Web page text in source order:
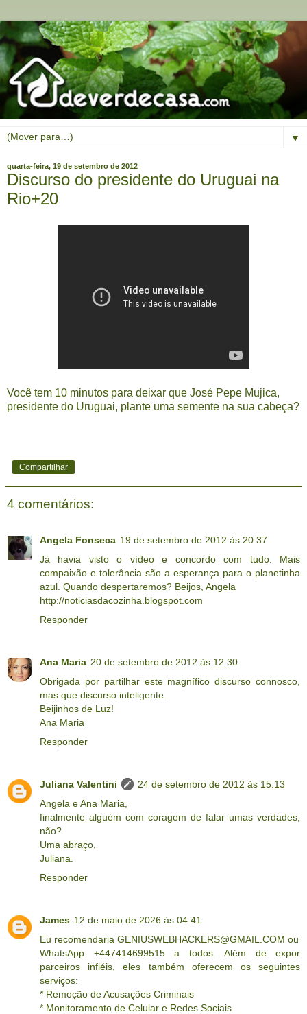
▼
quarta-feira, 19 de setembro de 2012
Discurso do presidente do Uruguai na
Rio+20
Você tem 10 minutos para deixar que José Pepe Mujica,
presidente do Uruguai, plante uma semente na sua cabeça?
Compartilhar
4 comentários:
Angela Fonseca 19 de setembro de 2012 às 20:37
Já havia visto o vídeo e concordo com tudo. Mais
compaixão e tolerância são a esperança para o planetinha
azul. Quando despertaremos? Beijos, Angela
http://noticiasdacozinha.blogspot.com
Responder
Ana Maria 20 de setembro de 2012 às 12:30
Obrigada por partilhar este magnífico discurso connosco,
mas que discurso inteligente.
Beijinhos de Luz!
Ana Maria
Responder
Juliana Valentini
24 de setembro de 2012 às 15:13
Angela e Ana Maria,
finalmente alguém com coragem de falar umas verdades,
não?
Uma abraço,
Juliana.
Responder
James 12 de maio de 2026 às 04:41
Eu recomendaria GENIUSWEBHACKERS@GMAIL.COM ou
WhatsApp +447414699515 a todos. Além de expor
parceiros infiéis, eles também oferecem os seguintes
serviços:
* Remoção de Acusações Criminais
* Monitoramento de Celular e Redes Sociais